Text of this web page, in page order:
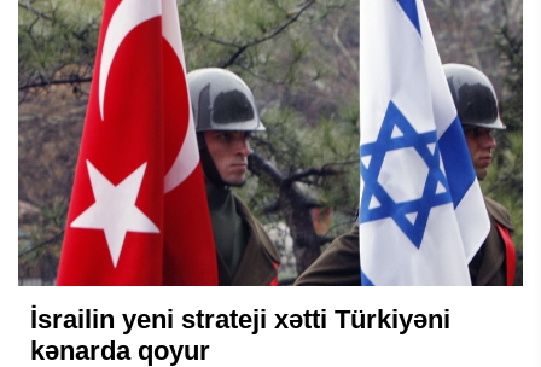
İsrailin yeni strateji xətti Türkiyəni
kənarda qoyur